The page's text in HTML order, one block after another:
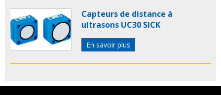
Capteurs de distance à
ultrasons UC30 SICK
En savoir plus